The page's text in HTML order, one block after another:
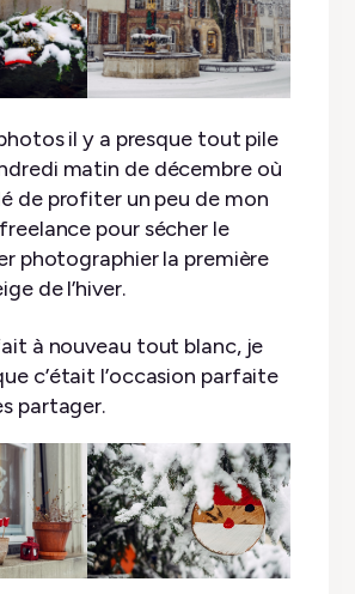
il y a presque tout pile
matin de décembre où
de profiter un peu de mon
pour sécher le
photographier la première
de l’hiver.
à nouveau tout blanc, je
c’était l’occasion parfaite
partager.